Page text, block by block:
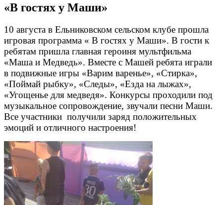
«В гостях у Маши»
10 августа в Ельниковском сельском клубе прошла
игровая программа « В гостях у Маши». В гости к
ребятам пришла главная героиня мультфильма
«Маша и Медведь». Вместе с Машей ребята играли
в подвижные игры «Варим варенье», «Стирка»,
«Поймай рыбку», «Следы», «Езда на лыжах»,
«Угощенье для медведя». Конкурсы проходили под
музыкальное сопровождение, звучали песни Маши.
Все участники получили заряд положительных
эмоций и отличного настроения!